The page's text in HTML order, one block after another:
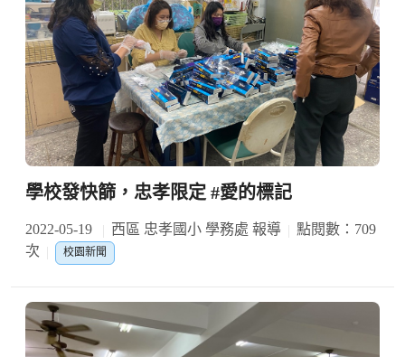
學校發快篩，忠孝限定 #愛的標記
2022-05-19 西區 忠孝國小 學務處 報導
點閱數：709
次
校園新聞